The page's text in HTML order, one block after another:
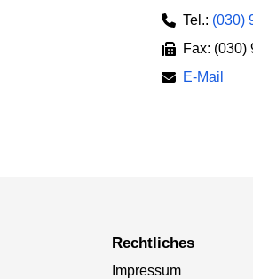
Tel.: (030)
Fax: (030)
E-Mail
Rechtliches
Impressum